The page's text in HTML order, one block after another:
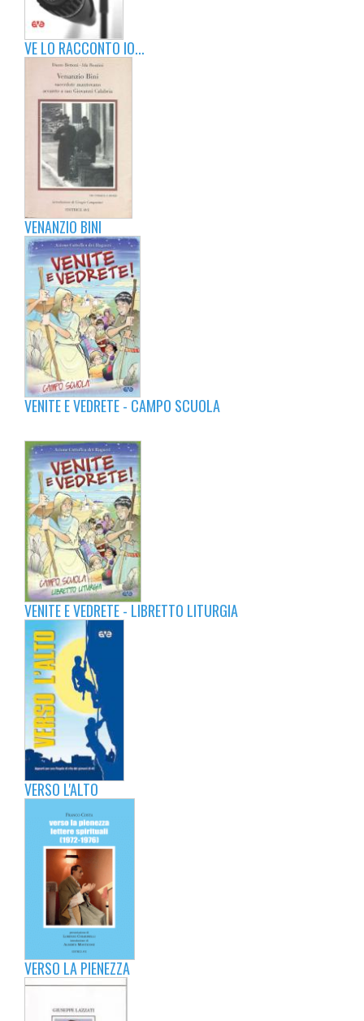
VE LO RACCONTO IO...
VENANZIO BINI
VENITE E VEDRETE - CAMPO SCUOLA
VENITE E VEDRETE - LIBRETTO LITURGIA
VERSO L'ALTO
VERSO LA PIENEZZA